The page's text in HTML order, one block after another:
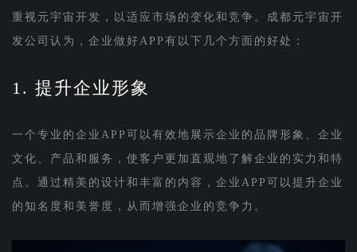
重视元宇宙开发，以适应市场的变化和竞争。成都元宇宙开
发公司认为，企业做好APP有以下几个方面的好处：
1. 提升企业形象
一个专业的企业APP可以有效地展示企业的品牌形象、企业
文化、产品和服务，使客户更加直观地了解企业的实力和特
点。通过精美的设计和丰富的内容，企业APP可以提升企业
的知名度和美誉度，从而增强企业的竞争力。